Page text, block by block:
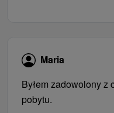
Maria
Byłem zadowolony z
pobytu.